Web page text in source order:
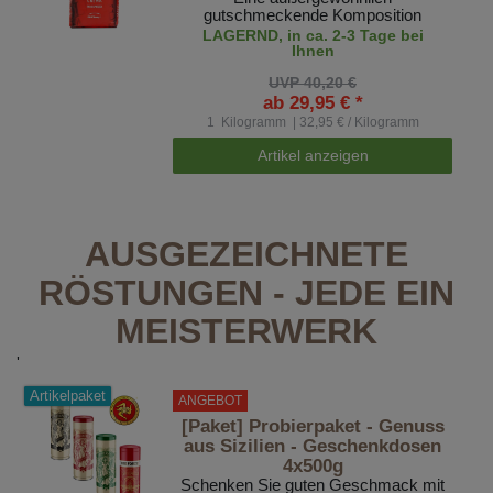
gutschmeckende Komposition
LAGERND, in ca. 2-3 Tage bei
Ihnen
UVP 40,20 €
ab 29,95 € *
1 Kilogramm | 32,95 € / Kilogramm
Artikel anzeigen
AUSGEZEICHNETE
RÖSTUNGEN - JEDE EIN
MEISTERWERK
'
Artikelpaket ANGEBOT
[Paket] Probierpaket - Genuss
aus Sizilien - Geschenkdosen
4x500g
Schenken Sie guten Geschmack mit